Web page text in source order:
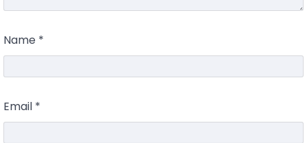
Name *
Email *